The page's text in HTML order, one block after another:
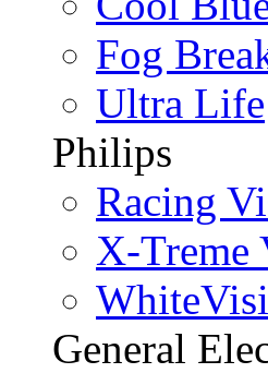
Fog
Ultra Life
Philips
Racing
X-Treme
General